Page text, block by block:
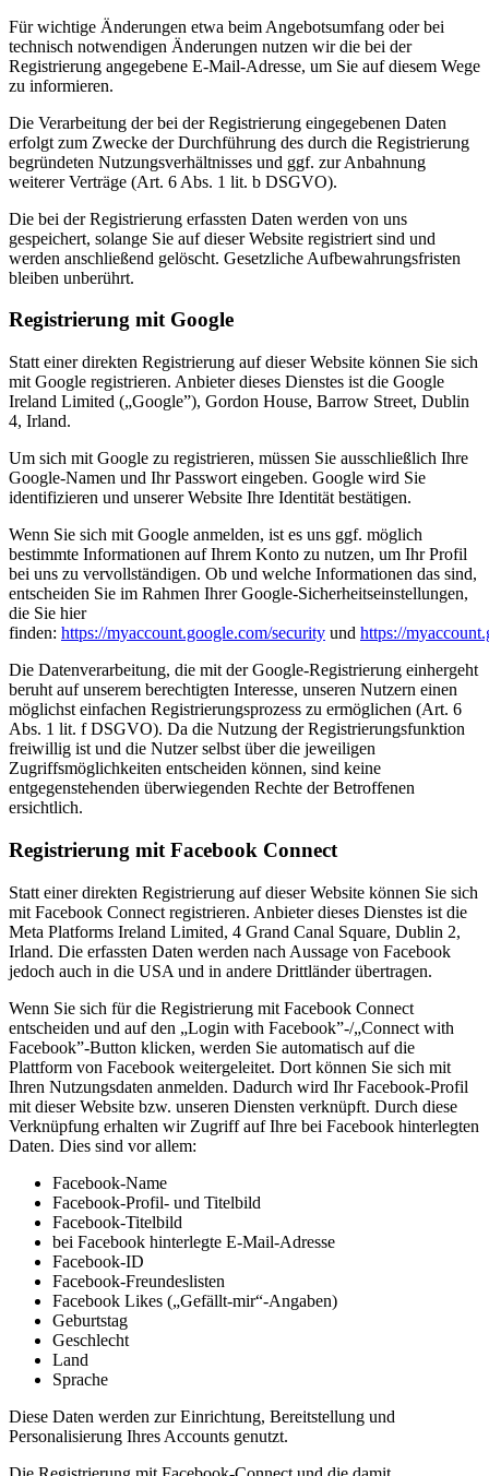
Für wichtige Änderungen etwa beim Angebotsumfang oder bei
technisch notwendigen Änderungen nutzen wir die bei der
Registrierung angegebene E-Mail-Adresse, um Sie auf diesem Wege
zu informieren.
Die Verarbeitung der bei der Registrierung eingegebenen Daten
erfolgt zum Zwecke der Durchführung des durch die Registrierung
begründeten Nutzungsverhältnisses und ggf. zur Anbahnung
weiterer Verträge (Art. 6 Abs. 1 lit. b DSGVO).
Die bei der Registrierung erfassten Daten werden von uns
gespeichert, solange Sie auf dieser Website registriert sind und
werden anschließend gelöscht. Gesetzliche Aufbewahrungsfristen
bleiben unberührt.
Registrierung mit Google
Statt einer direkten Registrierung auf dieser Website können Sie sich
mit Google registrieren. Anbieter dieses Dienstes ist die Google
Ireland Limited („Google”), Gordon House, Barrow Street, Dublin
4, Irland.
Um sich mit Google zu registrieren, müssen Sie ausschließlich Ihre
Google-Namen und Ihr Passwort eingeben. Google wird Sie
identifizieren und unserer Website Ihre Identität bestätigen.
Wenn Sie sich mit Google anmelden, ist es uns ggf. möglich
bestimmte Informationen auf Ihrem Konto zu nutzen, um Ihr Profil
bei uns zu vervollständigen. Ob und welche Informationen das sind,
entscheiden Sie im Rahmen Ihrer Google-Sicherheitseinstellungen,
die Sie hier
finden: https://myaccount.google.com/security und https://
Die Datenverarbeitung, die mit der Google-Registrierung einhergeht
beruht auf unserem berechtigten Interesse, unseren Nutzern einen
möglichst einfachen Registrierungsprozess zu ermöglichen (Art. 6
Abs. 1 lit. f DSGVO). Da die Nutzung der Registrierungsfunktion
freiwillig ist und die Nutzer selbst über die jeweiligen
Zugriffsmöglichkeiten entscheiden können, sind keine
entgegenstehenden überwiegenden Rechte der Betroffenen
ersichtlich.
Registrierung mit Facebook Connect
Statt einer direkten Registrierung auf dieser Website können Sie sich
mit Facebook Connect registrieren. Anbieter dieses Dienstes ist die
Meta Platforms Ireland Limited, 4 Grand Canal Square, Dublin 2,
Irland. Die erfassten Daten werden nach Aussage von Facebook
jedoch auch in die USA und in andere Drittländer übertragen.
Wenn Sie sich für die Registrierung mit Facebook Connect
entscheiden und auf den „Login with Facebook”-/„Connect with
Facebook”-Button klicken, werden Sie automatisch auf die
Plattform von Facebook weitergeleitet. Dort können Sie sich mit
Ihren Nutzungsdaten anmelden. Dadurch wird Ihr Facebook-Profil
mit dieser Website bzw. unseren Diensten verknüpft. Durch diese
Verknüpfung erhalten wir Zugriff auf Ihre bei Facebook hinterlegten
Daten. Dies sind vor allem:
Facebook-Name
Facebook-Profil- und Titelbild
Facebook-Titelbild
bei Facebook hinterlegte E-Mail-Adresse
Facebook-ID
Facebook-Freundeslisten
Facebook Likes („Gefällt-mir“-Angaben)
Geburtstag
Geschlecht
Land
Sprache
Diese Daten werden zur Einrichtung, Bereitstellung und
Personalisierung Ihres Accounts genutzt.